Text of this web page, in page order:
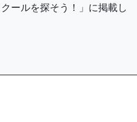
ールを探そう！」に掲載し